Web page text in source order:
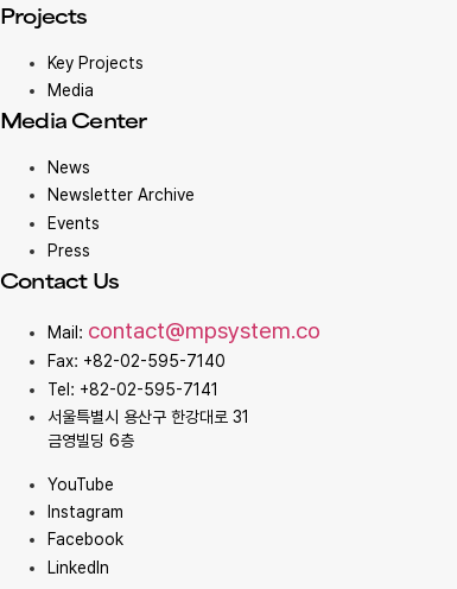
Projects
Key Projects
Media
Media Center
News
Newsletter Archive
Events
Press
Contact Us
Mail: contact@mpsystem.co
Fax: +82-02-595-7140
Tel: +82-02-595-7141
서울특별시 용산구 한강대로 31
금영빌딩 6층
YouTube
Instagram
Facebook
LinkedIn